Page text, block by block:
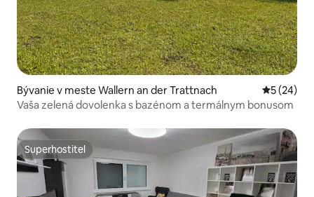
Bývanie v meste Wallern an der Trattnach
5 (24)
Vaša zelená dovolenka s bazénom a termálnym bonusom
Superhostiteľ
Superhostiteľ